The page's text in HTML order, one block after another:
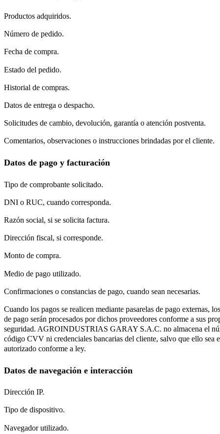
Productos adquiridos.
Número de pedido.
Fecha de compra.
Estado del pedido.
Historial de compras.
Datos de entrega o despacho.
Solicitudes de cambio, devolución, garantía o atención postventa.
Comentarios, observaciones o instrucciones brindadas por el cliente.
Datos de pago y facturación
Tipo de comprobante solicitado.
DNI o RUC, cuando corresponda.
Razón social, si se solicita factura.
Dirección fiscal, si corresponde.
Monto de compra.
Medio de pago utilizado.
Confirmaciones o constancias de pago, cuando sean necesarias.
Cuando los pagos se realicen mediante pasarelas de pago externas,
de pago serán procesados por dichos proveedores conforme a sus
seguridad. AGROINDUSTRIAS GARAY S.A.C. no almacena el
código CVV ni credenciales bancarias del cliente, salvo que ello sea
autorizado conforme a ley.
Datos de navegación e interacción
Dirección IP.
Tipo de dispositivo.
Navegador utilizado.